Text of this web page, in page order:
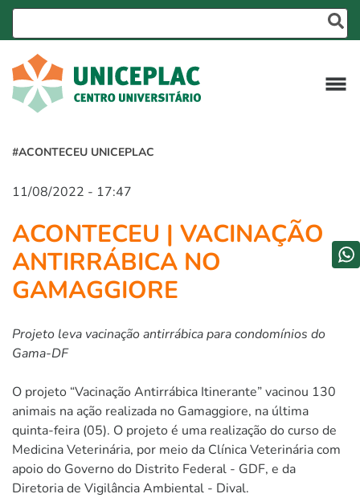
#ACONTECEU UNICEPLAC
11/08/2022 - 17:47
ACONTECEU | VACINAÇÃO
ANTIRRÁBICA NO
GAMAGGIORE
Projeto leva vacinação antirrábica para condomínios do
Gama-DF
O projeto “Vacinação Antirrábica Itinerante” vacinou 130
animais na ação realizada no Gamaggiore, na última
quinta-feira (05). O projeto é uma realização do curso de
Medicina Veterinária, por meio da Clínica Veterinária com
apoio do Governo do Distrito Federal - GDF, e da
Diretoria de Vigilância Ambiental - Dival.